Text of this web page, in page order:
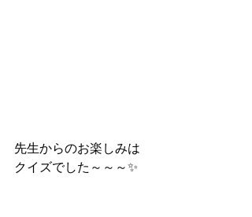
先生からのお楽しみは
クイズでした～～～✨